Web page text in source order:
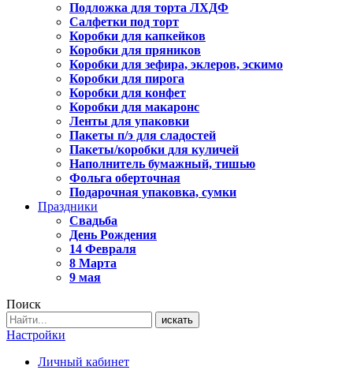
Подложка для торта ЛХДФ
Салфетки под торт
Коробки для капкейков
Коробки для пряников
Коробки для зефира, эклеров, эскимо
Коробки для пирога
Коробки для конфет
Коробки для макаронс
Ленты для упаковки
Пакеты п/э для сладостей
Пакеты/коробки для куличей
Наполнитель бумажный, тишью
Фольга оберточная
Подарочная упаковка, сумки
Праздники
Свадьба
День Рождения
14 Февраля
8 Марта
9 мая
Поиск
искать
Настройки
Личный кабинет